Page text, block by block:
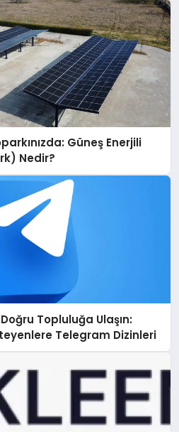
Güneş Enerjili
Nedir?
Topluluğa Ulaşın:
Telegram Dizinleri